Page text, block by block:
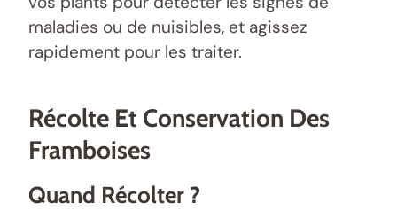
maladies ou de nuisibles, et agissez
rapidement pour les traiter.
Récolte Et Conservation Des
Framboises
Quand Récolter ?